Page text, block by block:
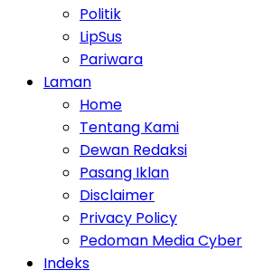
Politik
LipSus
Pariwara
Laman
Home
Tentang Kami
Dewan Redaksi
Pasang Iklan
Disclaimer
Privacy Policy
Pedoman Media Cyber
Indeks